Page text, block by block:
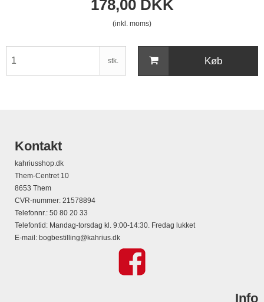
178,00 DKK
(inkl. moms)
stk. Køb
Kontakt
kahriusshop.dk
Them-Centret 10
8653 Them
CVR-nummer: 21578894
Telefonnr.: 50 80 20 33
Telefontid: Mandag-torsdag kl. 9:00-14:30. Fredag lukket
E-mail : bogbestilling@kahrius.dk
Info